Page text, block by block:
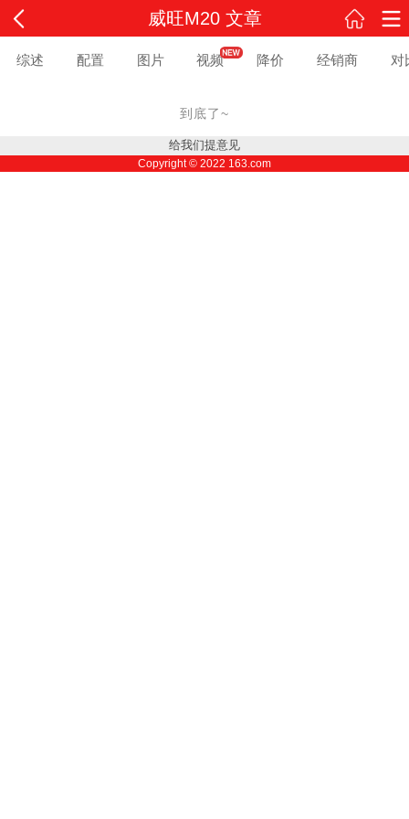
威旺M20 文章
综述 配置 图片 视频 降价 经销商 对
到底了~
给我们提意见
Copyright © 2022 163.com